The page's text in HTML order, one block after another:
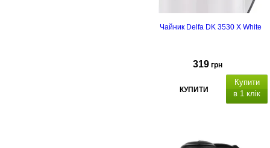
Чайник Delfa DK 3530 X White
319 грн
КУПИТИ
Купити
в 1 клік